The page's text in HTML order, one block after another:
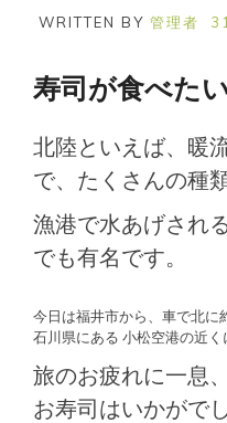
WRITTEN BY 管理者 31
寿司が食べたい
北陸といえば、暖
で、たくさんの種
漁港で水あげされ
でも有名です。
今日は福井市から、車で北に
石川県にある 小松空港の近く
旅のお疲れに一息
お寿司はいかがで